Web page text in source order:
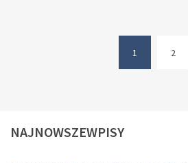
1
2
NAJNOWSZEWPISY